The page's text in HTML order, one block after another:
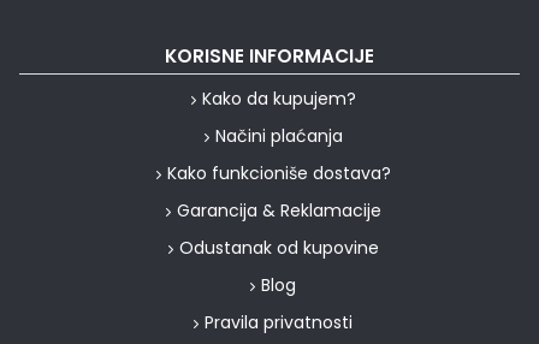
KORISNE INFORMACIJE
Kako da kupujem?
Načini plaćanja
Kako funkcioniše dostava?
Garancija & Reklamacije
Odustanak od kupovine
Blog
Pravila privatnosti